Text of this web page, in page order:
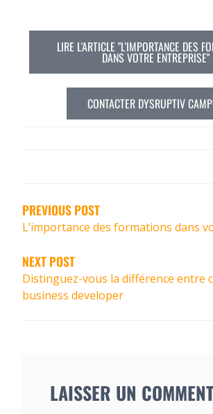
LIRE L'ARTICLE "L'IMPORTANCE DES
DANS VOTRE ENTREPRISE"
CONTACTER DYSRUPTIV
PREVIOUS POST
L’importance des formations dans
NEXT POST
Distinguez-vous la différence entre
business developer
LAISSER UN